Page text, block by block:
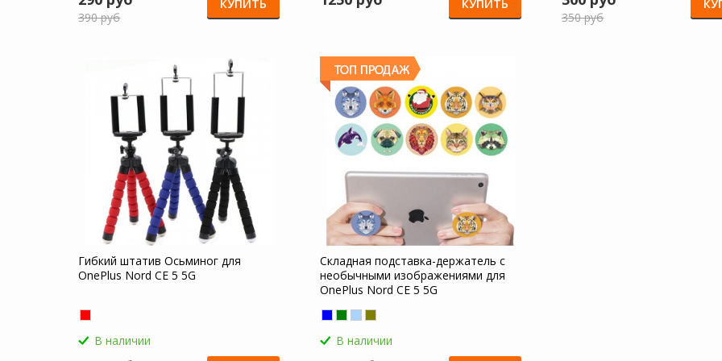
390 руб
КУПИТЬ КУПИТЬ
350 руб
Гибкий штатив Осьминог для
OnePlus Nord CE 5 5G
В наличии
Складная подставка-держатель с
необычными изображениями для
OnePlus Nord CE 5 5G
В наличии